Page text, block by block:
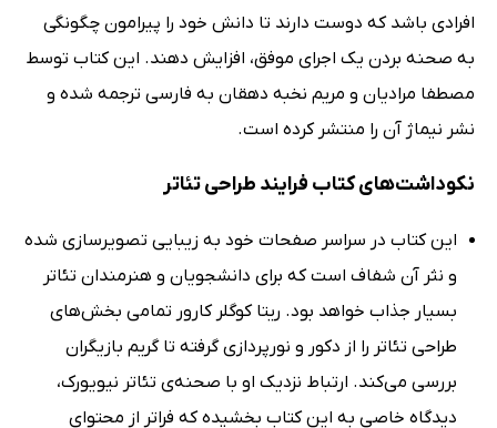
افرادی باشد که دوست دارند تا دانش خود را پیرامون چگونگی
به صحنه بردن یک اجرای موفق، افزایش دهند. این کتاب توسط
مصطفا مرادیان و مریم نخبه دهقان به فارسی ترجمه شده و
نشر نیماژ آن را منتشر کرده است.
نکوداشت‌های کتاب فرایند طراحی تئاتر
این کتاب در سراسر صفحات خود به زیبایی تصویرسازی شده
و نثر آن شفاف است که برای دانشجویان و هنرمندان تئاتر
بسیار جذاب خواهد بود. ریتا کوگلر کارور تمامی بخش‌های
طراحی تئاتر را از دکور و نورپردازی گرفته تا گریم بازیگران
بررسی می‌کند. ارتباط نزدیک او با صحنه‌ی تئاتر نیویورک،
دیدگاه خاصی به این کتاب بخشیده که فراتر از محتوای